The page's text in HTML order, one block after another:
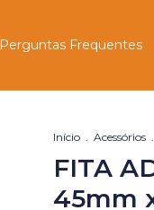
Perguntas Frequentes
Início . Acessórios .
FITA
45mm